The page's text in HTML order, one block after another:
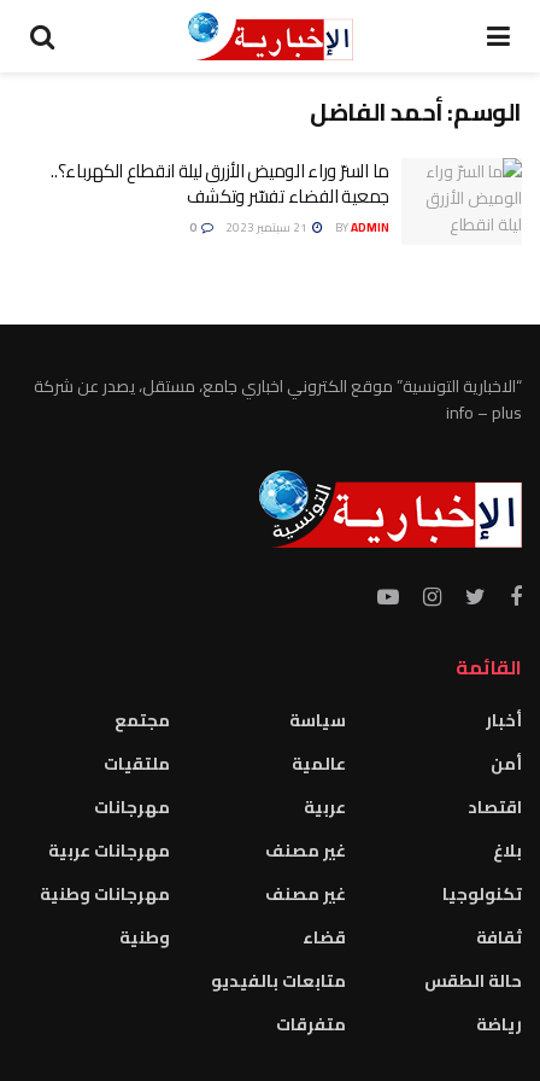
الوسم:أحمد الفاضل
ما السرّ وراء الوميض الأزرق ليلة انقطاع الكهرباء؟..
جمعية الفضاء تفسّر وتكشف
BYADMIN
“الاخبارية التونسية” موقع الكتروني اخباري جامع، مستقل، يصدر عن شركة
info – plus
القائمة
أخبار
أمن
اقتصاد
بلاغ
تكنولوجيا
ثقافة
حالة الطقس
رياضة
سياسة
عالمية
عربية
غير مصنف
غير مصنف
قضاء
متابعات بالفيديو
متفرقات
مجتمع
ملتقيات
مهرجانات
مهرجانات عربية
مهرجانات وطنية
وطنية